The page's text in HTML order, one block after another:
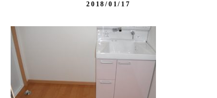
2018/01/17